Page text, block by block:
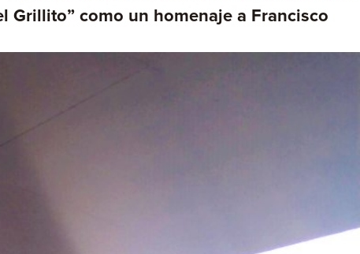
Grillito” como un homenaje a Francisco